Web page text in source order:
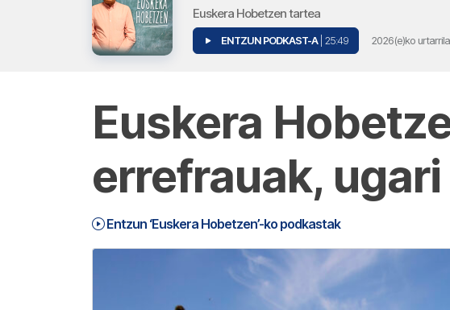
Euskera Hobetzen tartea
ENTZUN PODKAST-A | 25:49 2026(e)ko
Euskera
errefrauak, ugari
Entzun ‘Euskera Hobetzen’-ko podkastak